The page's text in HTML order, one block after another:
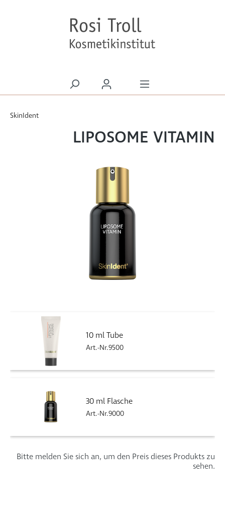
SkinIdent
LIPOSOME VITAMIN
10 ml Tube
Art.-Nr.9500
30 ml Flasche
Art.-Nr.9000
Bitte melden Sie sich an, um den Preis dieses Produkts zu
sehen.